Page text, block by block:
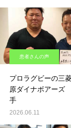
患者さんの声
プロラグビーの三
原ダイナボアーズ
手
2026.06.11